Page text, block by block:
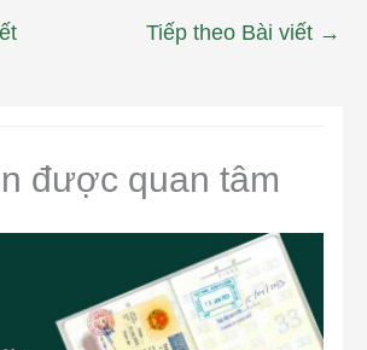
Tiếp theo Bài viết →
được quan tâm